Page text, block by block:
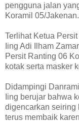
pengguna jalan
Koramil 05/
Terlihat Ketua
Iing Adi Ilham
Persit Ranting 06
kotak serta masker
Didampingi
Iing berujar bahwa
digencarkan seiring
terus membaik